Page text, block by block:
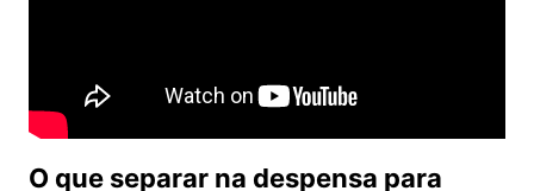
O que separar na despensa para